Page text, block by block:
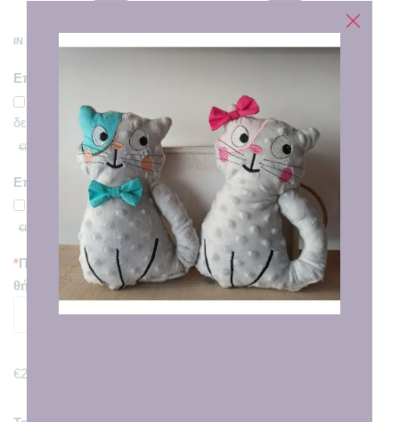
IN STOCK
Επιθυμώ και το πάνινο δεινοσαυράκι ύψους 18εκ.
θα παραλάβετε και ένα πάνινο χειροποίητο
δεινοσαυράκι ύψους 18εκ.
€9.00 €7.00
Επιθυμώ και το κλιπ πιπίλας με κεντημένο όνομα.
Θα παραλάβετε και το κλιπ πιπίλας με κεντημένο όνομα
€8.00 €6.00
*Πληκτρολογήστε το όνομα που θέλετε να κεντηθεί στη
θήκη.
€2.00